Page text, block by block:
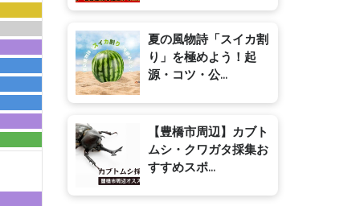
夏の風物詩「スイカ割
り」を極めよう！起
源・コツ・公...
【豊橋市周辺】カブト
ムシ・クワガタ採集お
すすめスポ...